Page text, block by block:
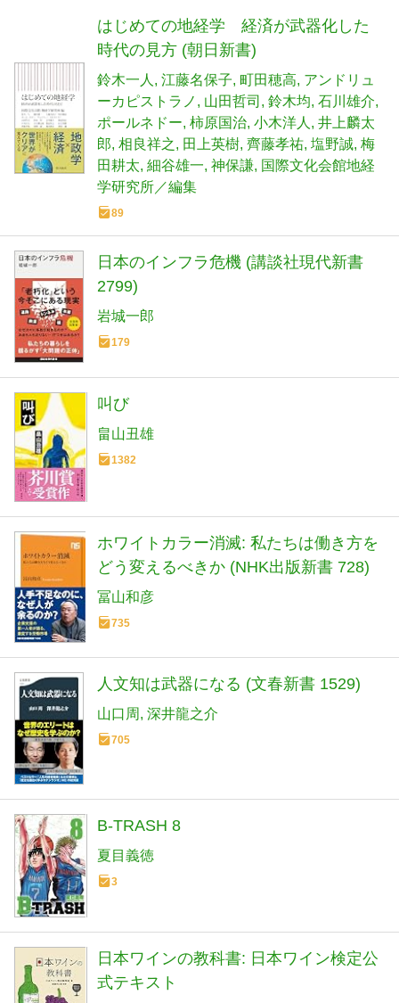
はじめての地経学 経済が武器化した
時代の見方 (朝日新書)
鈴木一人 江藤名保子 町田穂高 アンドリュ
ーカピストラノ
山田哲司 鈴木均 石川雄介
ポールネドー 柿原国治 小木洋人 井上麟太
郎 相良祥之 田上英樹 齊藤孝祐 塩野誠 梅
田耕太 細谷雄一 神保謙 国際文化会館地経
学研究所／編集
89
日本のインフラ危機 (講談社現代新書
2799)
岩城一郎
179
叫び
畠山丑雄
1382
ホワイトカラー消滅: 私たちは働き方を
どう変えるべきか (NHK出版新書 728)
冨山和彦
735
人文知は武器になる (文春新書 1529)
山口周 深井龍之介
705
B-TRASH 8
夏目義徳
3
日本ワインの教科書: 日本ワイン検定公
式テキスト